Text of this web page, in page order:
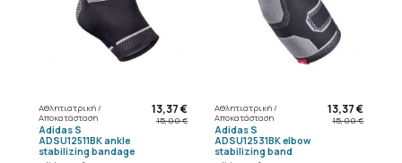
Αθλητιατρική /
Αποκατάσταση
Adidas S
ADSU12511BK ankle
stabilizing bandage
13,37 €
15,00 €
Αθλητιατρική /
Αποκατάσταση
Adidas S
ADSU12531BK elbow
stabilizing band
13,37 €
15,00 €